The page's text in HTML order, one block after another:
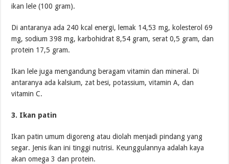
ikan lele (100 gram).
Di antaranya ada 240 kcal energi, lemak 14,53 mg, kolesterol 69
mg, sodium 398 mg, karbohidrat 8,54 gram, serat 0,5 gram, dan
protein 17,5 gram.
Ikan lele juga mengandung beragam vitamin dan mineral. Di
antaranya ada kalsium, zat besi, potassium, vitamin A, dan
vitamin C.
3. Ikan patin
Ikan patin umum digoreng atau diolah menjadi pindang yang
segar. Jenis ikan ini tinggi nutrisi. Keunggulannya adalah kaya
akan omega 3 dan protein.